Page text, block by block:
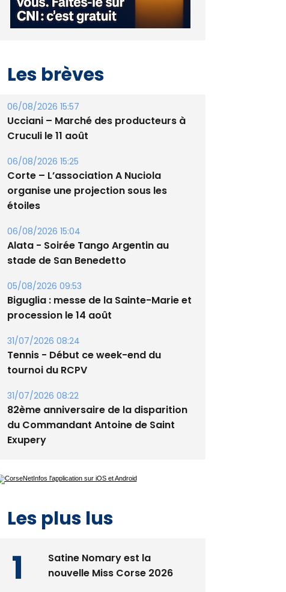
Les brèves
06/08/2026 15:57
Ucciani – Marché des producteurs à
Cruculi le 11 août
06/08/2026 15:25
Corte – L’association A Nuciola
organise une projection sous les
étoiles
06/08/2026 15:04
Alata - Soirée Tango Argentin au
stade de San Benedetto
05/08/2026 09:53
Biguglia : messe de la Sainte-Marie et
procession le 14 août
31/07/2026 08:24
Tennis - Début ce week-end du
tournoi du RCPV
31/07/2026 08:22
82ème anniversaire de la disparition
du Commandant Antoine de Saint
Exupery
Les plus lus
Satine Nomary est la
nouvelle Miss Corse 2026